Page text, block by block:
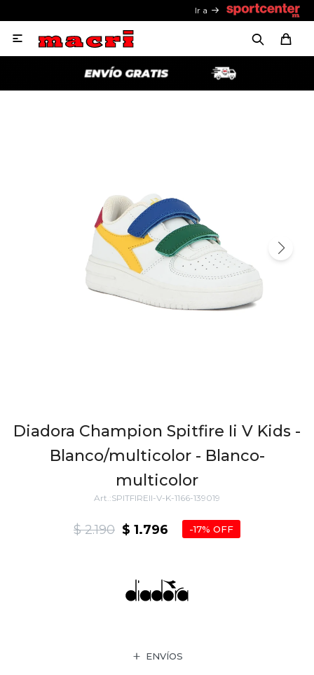
Ir a

Diadora Champion Spitfire Ii V Kids -
Blanco/multicolor - Blanco-
multicolor
SPITFIREII-V-K-1166-139019
$ 1.796
$ 2.190 17
ENVÍOS